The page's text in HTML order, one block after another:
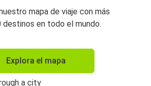
mapa de viaje con más
destinos en todo el mundo.
Explora el mapa